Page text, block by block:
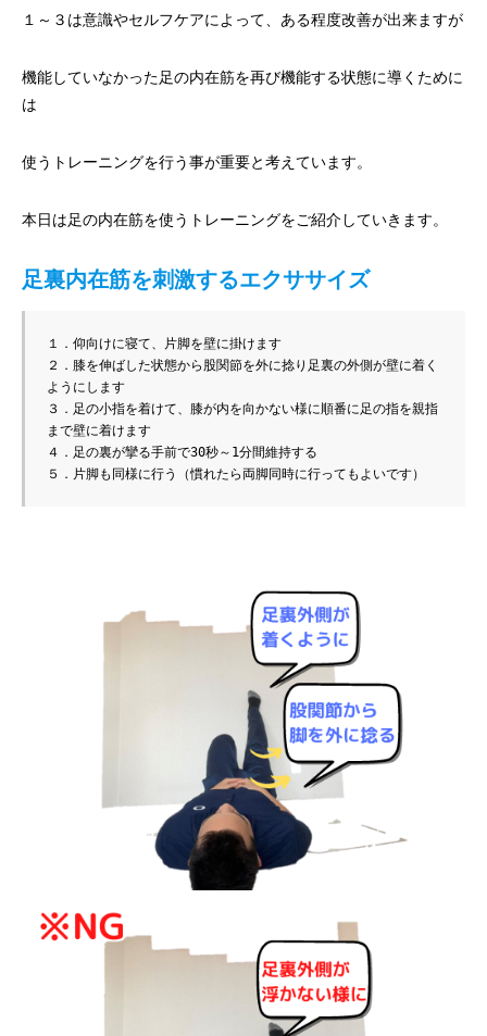
１～３は意識やセルフケアによって、ある程度改善が出来ますが
機能していなかった足の内在筋を再び機能する状態に導くために
は
使うトレーニングを行う事が重要と考えています。
本日は足の内在筋を使うトレーニングをご紹介していきます。
足裏内在筋を刺激するエクササイズ
１．仰向けに寝て、片脚を壁に掛けます
２．膝を伸ばした状態から股関節を外に捻り足裏の外側が壁に着く
ようにします
３．足の小指を着けて、膝が内を向かない様に順番に足の指を親指
まで壁に着けます
４．足の裏が攣る手前で30秒～1分間維持する
５．片脚も同様に行う（慣れたら両脚同時に行ってもよいです）